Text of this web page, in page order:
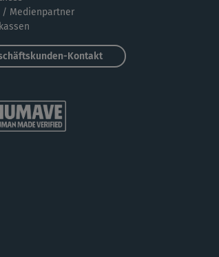
Mich hat die Musik etwas
/ Medienpartner
Kontakt